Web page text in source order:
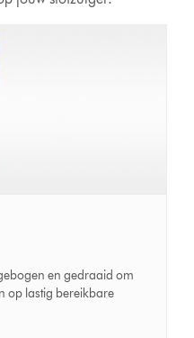
en gedraaid om
op lastig bereikbare